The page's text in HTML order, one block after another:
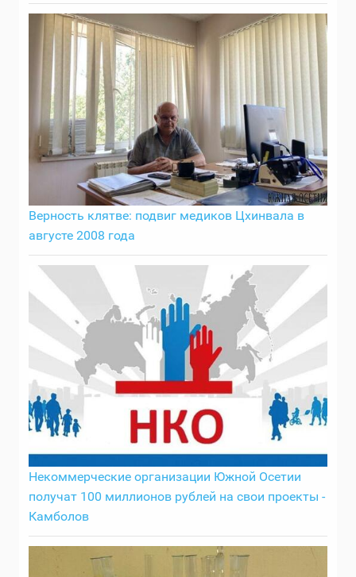
Верность клятве: подвиг медиков Цхинвала в
августе 2008 года
Некоммерческие организации Южной Осетии
получат 100 миллионов рублей на свои проекты -
Камболов